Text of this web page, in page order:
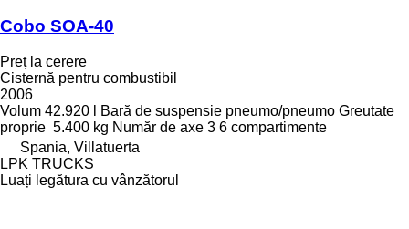
Cobo SOA-40
Preț la cerere
Cisternă pentru combustibil
2006
Volum 42.920 l Bară de suspensie pneumo/pneumo Greutate
proprie 5.400 kg Număr de axe 3 6 compartimente
Spania, Villatuerta
LPK TRUCKS
Luați legătura cu vânzătorul